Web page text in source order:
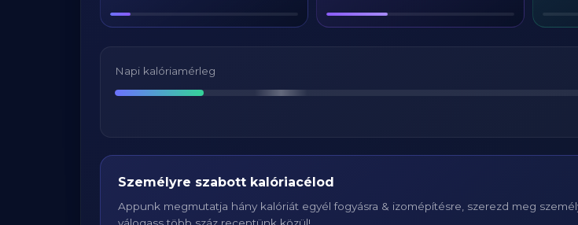
Napi kalóriamérleg
Személyre szabott kalóriacélod
Appunk megmutatja hány kalóriát egyél fogyásra & izomépítésre, szerezd meg